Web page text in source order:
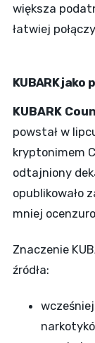
większa
łatwiej
KUBARK
KUBARK
powstał w
kryptonimem
odtajniony
opublikowało
mniej
Znaczenie
źródła: